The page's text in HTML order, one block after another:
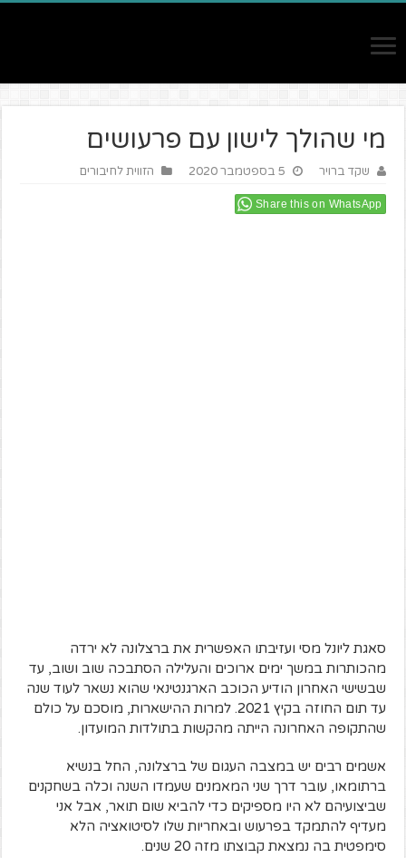
מי שהולך לישון עם פרעושים
שקד ברויר 5 בספטמבר 2020 הזווית לחיבורים
Share this on WhatsApp
סאגת ליונל מסי ועזיבתו האפשרית את ברצלונה לא ירדה
מהכותרות במשך ימים ארוכים והעלילה הסתבכה שוב ושוב, עד
שבשישי האחרון הודיע הכוכב הארגנטינאי שהוא נשאר לעוד שנה
עד תום החוזה בקיץ 2021. למרות ההישארות, מוסכם על כולם
שהתקופה האחרונה הייתה מהקשות בתולדות המועדון.
אשמים רבים יש במצבה העגום של ברצלונה, החל בנשיא
ברתומאו, עובר דרך שני המאמנים שעמדו השנה וכלה בשחקנים
שביצועיהם לא היו מספיקים כדי להביא שום תואר, אבל אני
מעדיף להתמקד בפרעוש ובאחריות שלו לסיטואציה הלא
סימפטית בה נמצאת קבוצתו מזה 20 שנים.